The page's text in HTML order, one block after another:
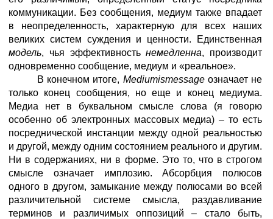
коммуникации. Без сообщения, медиум также впадает
в неопределенность, характерную для всех наших
великих систем суждения и ценности. Единственная
модель, чья эффективностьнемедленна, производит
одновременно сообщение, медиум и «реальное».
В конечном итоге, Mediumismessageозначает не
только конец сообщения, но еще и конец медиума.
Медиа нет в буквальном смысле слова (я говорю
особенно об электронных массовых медиа) – то есть
посреднической инстанции между одной реальностью
и другой, между одним состоянием реального и другим.
Ни в содержаниях, ни в форме. Это то, что в строгом
смысле означает имплозию. Абсорбция полюсов
одного в другом, замыкание между полюсами во всей
различительной системе смысла, раздавливание
терминов и различимых оппозиций – стало быть,